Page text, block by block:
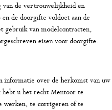
van de vertrouwelijkheid en
de doorgifte voldoet aan de
gebruik van modelcontracten,
eisen voor doorgifte.
informatie over de herkomst van uw
hebt u het recht Mentoor te
werken, te corrigeren of te